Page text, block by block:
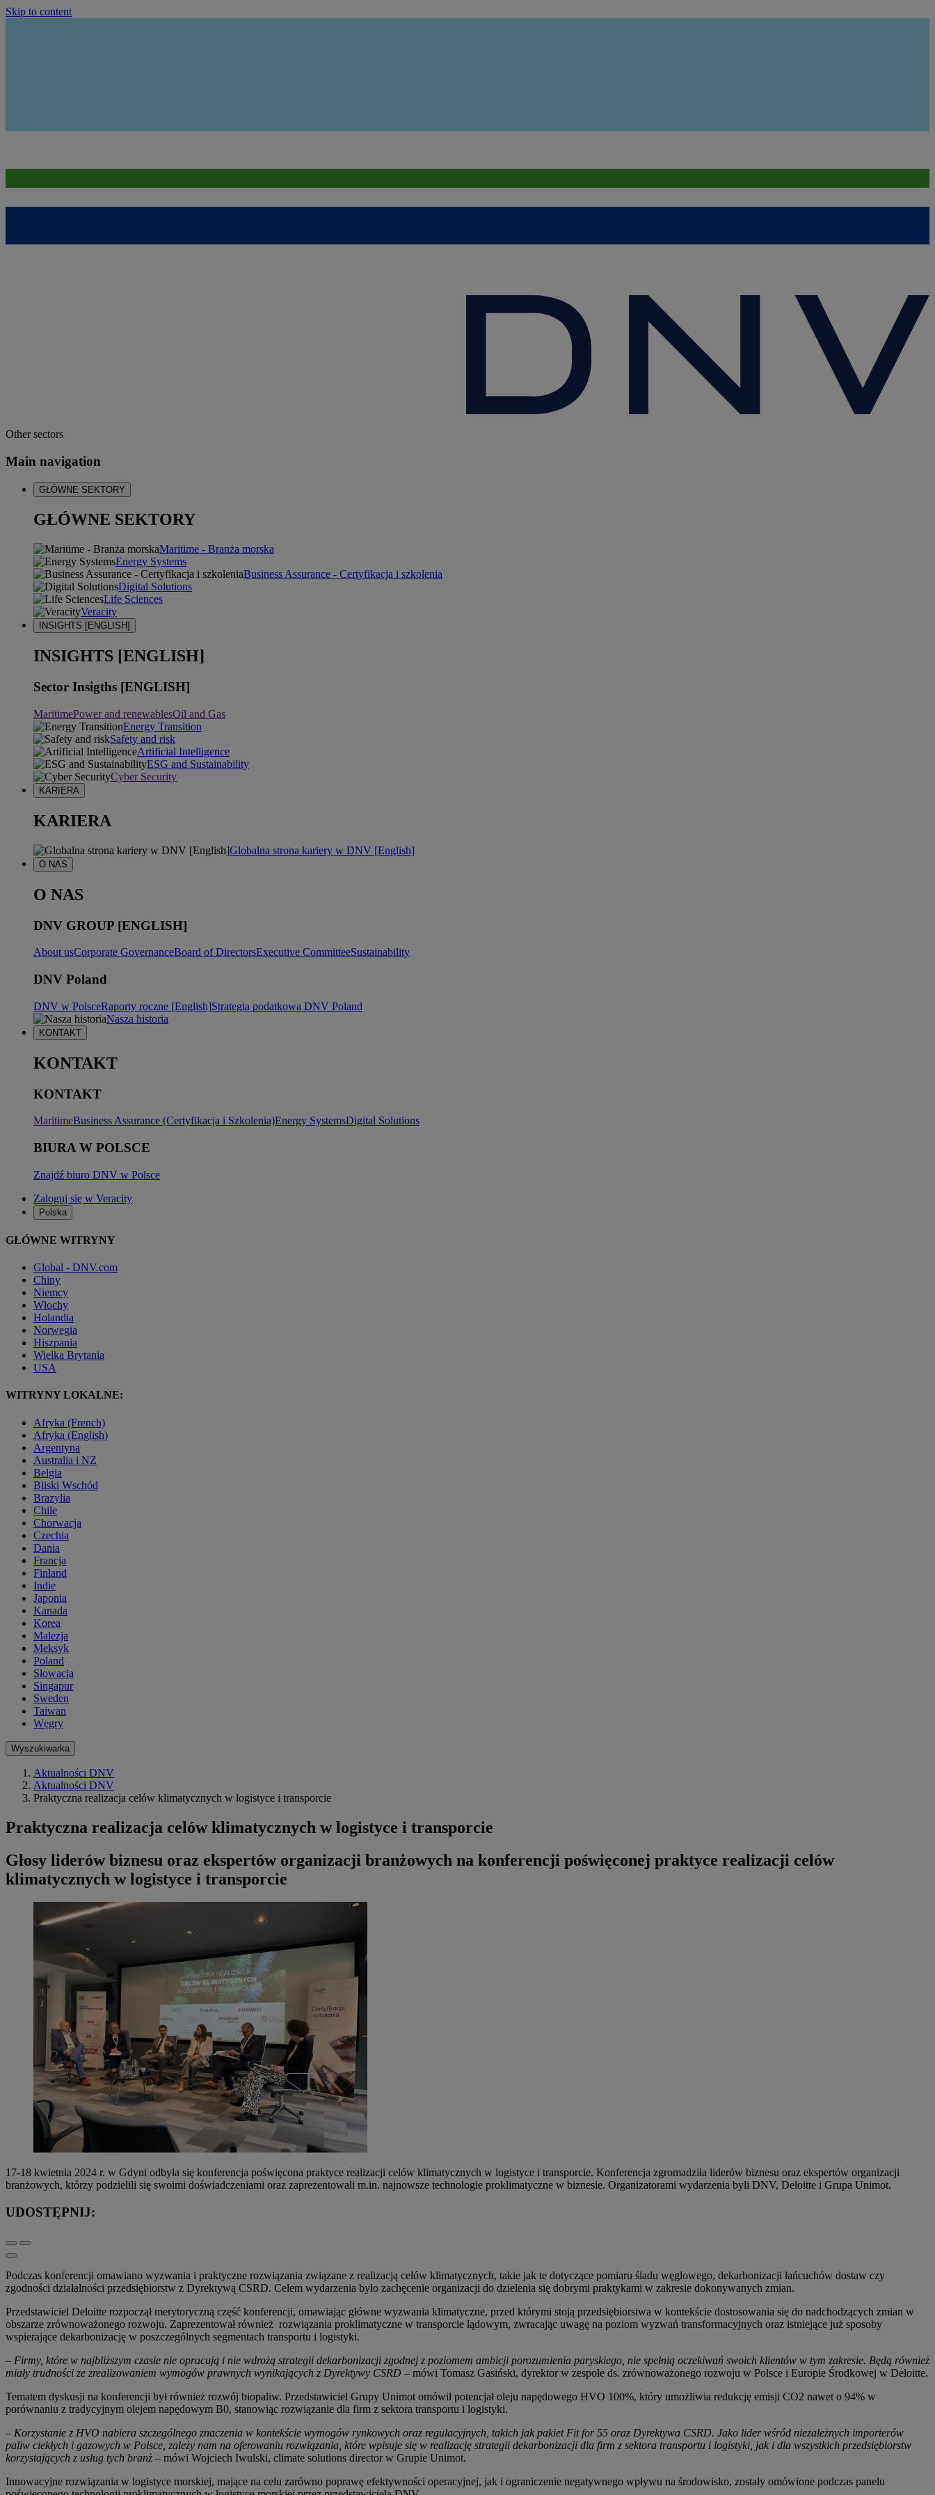
Skip to content
Other sectors
Main navigation
GŁÓWNE SEKTORY
GŁÓWNE SEKTORY
Maritime - Branża morska
Energy Systems
Business Assurance - Certyfikacja i szkolenia
Digital Solutions
Life Sciences
Veracity
INSIGHTS [ENGLISH]
INSIGHTS [ENGLISH]
Sector Insigths [ENGLISH]
MaritimePower and renewablesOil and Gas
Energy Transition
Safety and risk
Artificial Intelligence
ESG and Sustainability
Cyber Security
KARIERA
KARIERA
Globalna strona kariery w DNV [English]
O NAS
O NAS
DNV GROUP [ENGLISH]
About usCorporate GovernanceBoard of DirectorsExecutive CommitteeSustainability
DNV Poland
DNV w PolsceRaporty roczne [English]Strategia podatkowa DNV Poland
Nasza historia
KONTAKT
KONTAKT
KONTAKT
MaritimeBusiness Assurance (Certyfikacja i Szkolenia)Energy SystemsDigital Solutions
BIURA W POLSCE
Znajdź biuro DNV w Polsce
Zaloguj się w Veracity
Polska
GŁÓWNE WITRYNY
Global - DNV.com
Chiny
Niemcy
Włochy
Holandia
Norwegia
Hiszpania
Wielka Brytania
USA
WITRYNY LOKALNE:
Afryka (French)
Afryka (English)
Argentyna
Australia i NZ
Belgia
Bliski Wschód
Brazylia
Chile
Chorwacja
Czechia
Dania
Francja
Finland
Indie
Japonia
Kanada
Korea
Malezja
Meksyk
Poland
Słowacja
Singapur
Sweden
Taiwan
Węgry
Wyszukiwarka
Aktualności DNV
Aktualności DNV
Praktyczna realizacja celów klimatycznych w logistyce i transporcie
Praktyczna realizacja celów klimatycznych w logistyce i transporcie
Głosy liderów biznesu oraz ekspertów organizacji branżowych na konferencji poświęconej praktyce realizacji celów
klimatycznych w logistyce i transporcie
17-18 kwietnia 2024 r. w Gdyni odbyła się konferencja poświęcona praktyce realizacji celów klimatycznych w logistyce i transporcie. Konferencja zgromadziła liderów biznesu oraz ekspertów organizacji
branżowych, którzy podzielili się swoimi doświadczeniami oraz zaprezentowali m.in. najnowsze technologie proklimatyczne w biznesie. Organizatorami wydarzenia byli DNV, Deloitte i Grupa Unimot.
UDOSTĘPNIJ:
Podczas konferencji omawiano wyzwania i praktyczne rozwiązania związane z realizacją celów klimatycznych, takie jak te dotyczące pomiaru śladu węglowego, dekarbonizacji łańcuchów dostaw czy
zgodności działalności przedsiębiorstw z Dyrektywą CSRD. Celem wydarzenia było zachęcenie organizacji do dzielenia się dobrymi praktykami w zakresie dokonywanych zmian.
Przedstawiciel Deloitte rozpoczął merytoryczną część konferencji, omawiając główne wyzwania klimatyczne, przed którymi stoją przedsiębiorstwa w kontekście dostosowania się do nadchodzących zmian w
obszarze zrównoważonego rozwoju. Zaprezentował również rozwiązania proklimatyczne w transporcie lądowym, zwracając uwagę na poziom wyzwań transformacyjnych oraz istniejące już sposoby
wspierające dekarbonizację w poszczególnych segmentach transportu i logistyki.
– Firmy, które w najbliższym czasie nie opracują i nie wdrożą strategii dekarbonizacji zgodnej z poziomem ambicji porozumienia paryskiego, nie spełnią oczekiwań swoich klientów w tym zakresie. Będą również
miały trudności ze zrealizowaniem wymogów prawnych wynikających z Dyrektywy CSRD – mówi Tomasz Gasiński, dyrektor w zespole ds. zrównoważonego rozwoju w Polsce i Europie Środkowej w Deloitte.
Tematem dyskusji na konferencji był również rozwój biopaliw. Przedstawiciel Grupy Unimot omówił potencjał oleju napędowego HVO 100%, który umożliwia redukcję emisji CO2 nawet o 94% w
porównaniu z tradycyjnym olejem napędowym B0, stanowiąc rozwiązanie dla firm z sektora transportu i logistyki.
– Korzystanie z HVO nabiera szczególnego znaczenia w kontekście wymogów rynkowych oraz regulacyjnych, takich jak pakiet Fit for 55 oraz Dyrektywa CSRD. Jako lider wśród niezależnych importerów
paliw ciekłych i gazowych w Polsce, zależy nam na oferowaniu rozwiązania, które wpisuje się w realizację strategii dekarbonizacji dla firm z sektora transportu i logistyki, jak i dla wszystkich przedsiębiorstw
korzystających z usług tych branż – mówi Wojciech Iwulski, climate solutions director w Grupie Unimot.
Innowacyjne rozwiązania w logistyce morskiej, mające na celu zarówno poprawę efektywności operacyjnej, jak i ograniczenie negatywnego wpływu na środowisko, zostały omówione podczas panelu